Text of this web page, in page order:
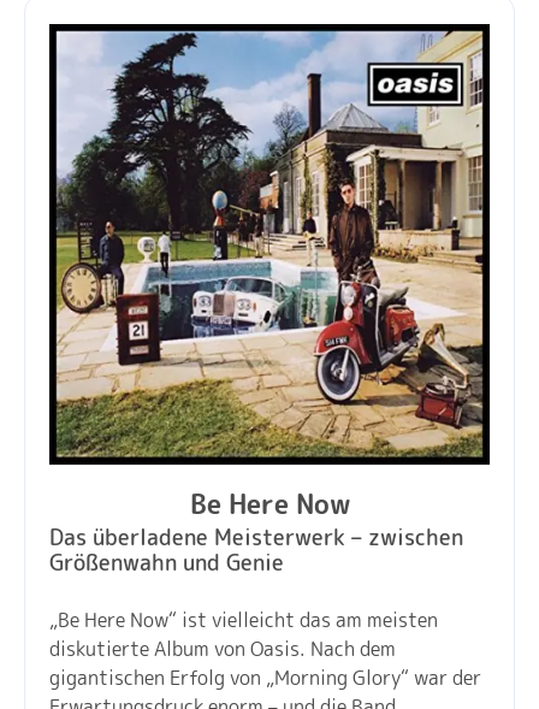
Be Here Now
Das überladene Meisterwerk – zwischen
Größenwahn und Genie
„Be Here Now“ ist vielleicht das am meisten
diskutierte Album von Oasis. Nach dem
gigantischen Erfolg von „Morning Glory“ war der